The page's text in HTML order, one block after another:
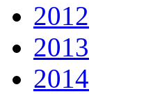
2012
2013
2014